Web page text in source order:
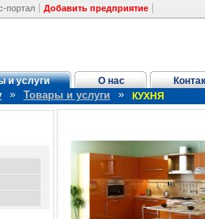
портал Добавить предприятие
и услуги О нас
» Товары и услуги » КУХНЯ